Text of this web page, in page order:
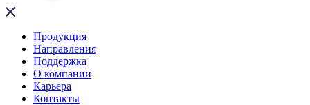
Продукция
Направления
Поддержка
О компании
Карьера
Контакты